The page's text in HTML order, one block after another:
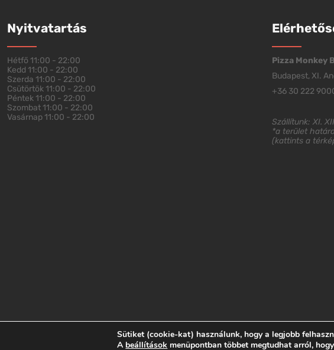
Nyitvatartás
Hétfő 11:00 - 22:00
Kedd 11:00 - 22:00
Szerda 11:00 - 22:00
Csütörtök 11:00 - 22:00
Péntek 11:00 - 22:00
Szombat 11:00 - 22:00
Vasárnap 11:00 - 22:00
Pizza Monkey
Budapest, XI.
+36 30 222
Szállítunk: XI.
*a terület
(kattints a
Sütiket (cookie-kat) használunk, hogy a legjobb
A beállítások menüpontban többet megtudhat arról,